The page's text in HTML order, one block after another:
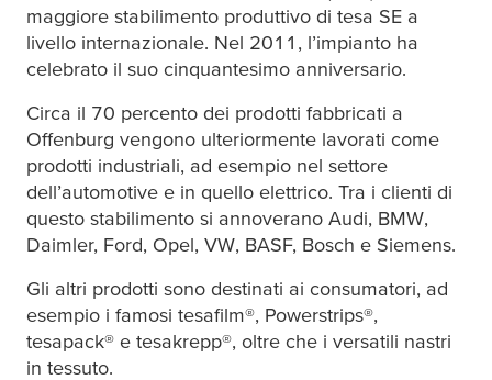
maggiore stabilimento produttivo di tesa SE a
livello internazionale. Nel 2011, l’impianto ha
celebrato il suo cinquantesimo anniversario.
Circa il 70 percento dei prodotti fabbricati a
Offenburg vengono ulteriormente lavorati come
prodotti industriali, ad esempio nel settore
dell’automotive e in quello elettrico. Tra i clienti di
questo stabilimento si annoverano Audi, BMW,
Daimler, Ford, Opel, VW, BASF, Bosch e Siemens.
Gli altri prodotti sono destinati ai consumatori, ad
esempio i famosi tesafilm®, Powerstrips®,
tesapack® e tesakrepp®, oltre che i versatili nastri
in tessuto.